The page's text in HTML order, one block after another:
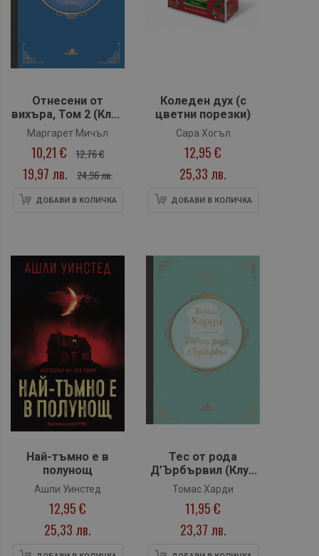
Отнесени от
вихъра, Том 2 (Клуб
класика)
Маргарет Мичъл
10,21 € 12,76 €
19,97 лв. 24,96 лв.
ДОБАВИ В КОЛИЧКА
Коледен дух (с
цветни порезки)
Сара Хогъл
12,95 €
25,33 лв.
ДОБАВИ В КОЛИЧКА
Най-тъмно е в
полунощ
Ашли Уинстед
12,95 €
25,33 лв.
Тес от рода
Д’Ърбървил (Клуб
класика) - лукс
Томас Харди
11,95 €
23,37 лв.